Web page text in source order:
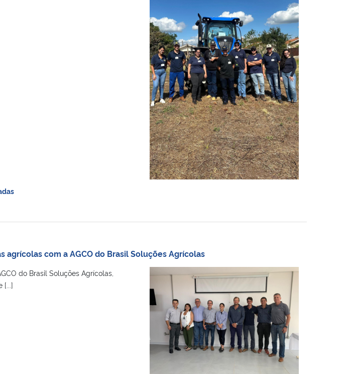
agrícolas com a AGCO do Brasil Soluções Agrícolas
do Brasil Soluções Agrícolas,
[...]